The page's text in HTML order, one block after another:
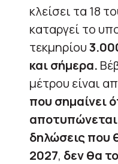
κλείσει τα 18
καταργεί το
τεκμηρίου
και σήμερα.
μέτρου είναι
που σημαίνει
αποτυπώνεται
δηλώσεις που
2027, δεν θα